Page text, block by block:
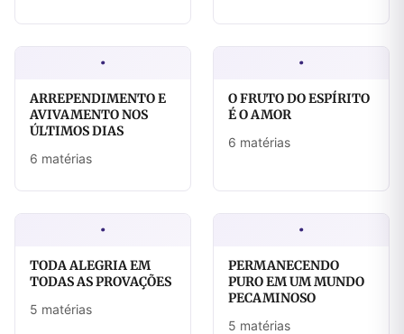
·
ARREPENDIMENTO E
AVIVAMENTO NOS
ÚLTIMOS DIAS
6 matérias
·
O FRUTO DO ESPÍRITO
É O AMOR
6 matérias
·
TODA ALEGRIA EM
TODAS AS PROVAÇÕES
5 matérias
·
PERMANECENDO
PURO EM UM MUNDO
PECAMINOSO
5 matérias